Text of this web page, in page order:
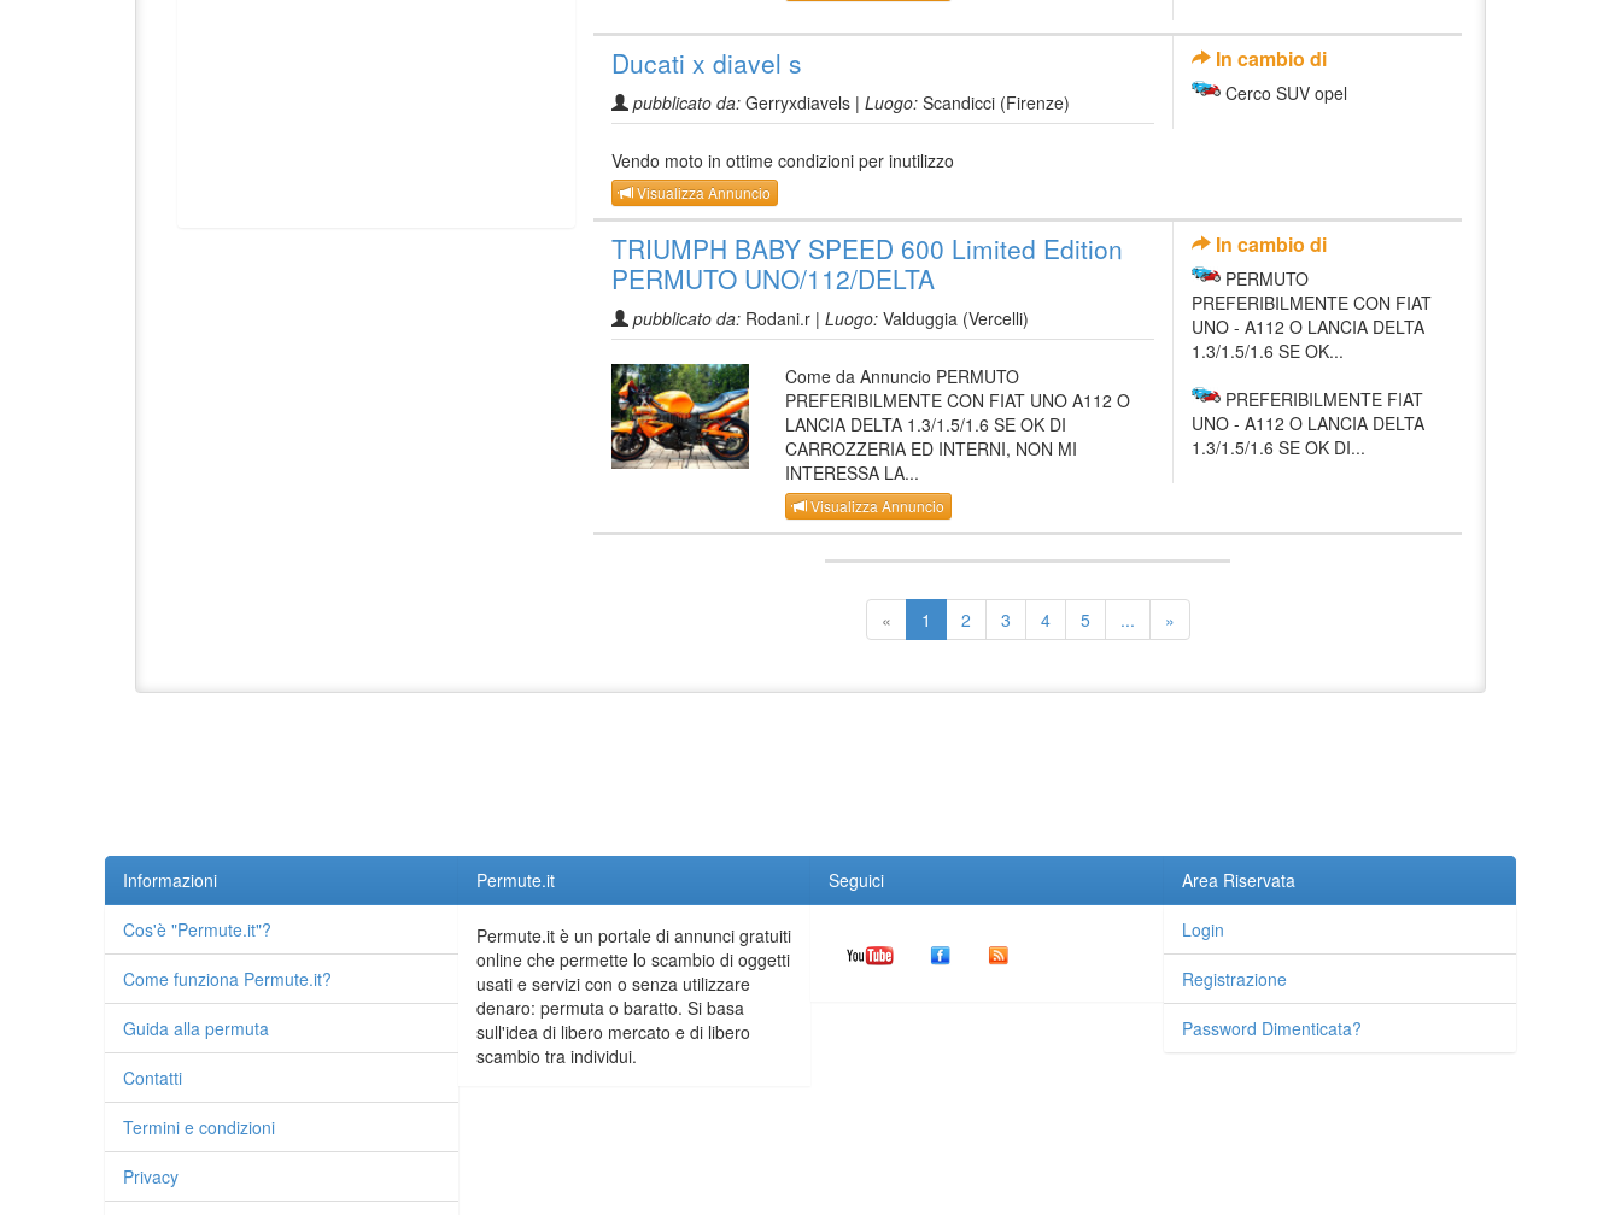
Ducati x diavel s
pubblicato da: Gerryxdiavels | Luogo: Scandicci (Firenze)
Vendo moto in ottime condizioni per inutilizzo
Visualizza Annuncio
In cambio di
Cerco SUV opel
TRIUMPH BABY SPEED 600 Limited Edition
PERMUTO UNO/112/DELTA
pubblicato da: Rodani.r | Luogo: Valduggia (Vercelli)
Come da Annuncio PERMUTO
PREFERIBILMENTE CON FIAT UNO A112 O
LANCIA DELTA 1.3/1.5/1.6 SE OK DI
CARROZZERIA ED INTERNI, NON MI
INTERESSA LA...
Visualizza Annuncio
In cambio di
PERMUTO
PREFERIBILMENTE CON FIAT
UNO - A112 O LANCIA DELTA
1.3/1.5/1.6 SE OK...
PREFERIBILMENTE FIAT
UNO - A112 O LANCIA DELTA
1.3/1.5/1.6 SE OK DI...
« 1 2 3 4 5 ... »
Informazioni
Cos'è "Permute.it"?
Come funziona Permute.it?
Guida alla permuta
Contatti
Termini e condizioni
Privacy
Permute.it
Permute.it è un portale di annunci gratuiti
online che permette lo scambio di oggetti
usati e servizi con o senza utilizzare
denaro: permuta o baratto. Si basa
sull'idea di libero mercato e di libero
scambio tra individui.
Seguici Area Riservata
Login
Registrazione
Password Dimenticata?